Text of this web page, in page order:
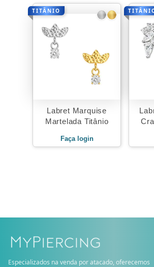
TITÂNIO
Labret Marquise
Martelada Titânio
Faça login
Especializados na venda por atacado, oferecemos